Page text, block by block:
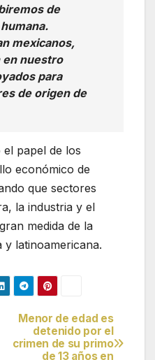
de
mexicanos,
nuestro
para
de origen de
papel de los
económico de
que sectores
la industria y el
medida de la
y latinoamericana.
Menor de edad es
detenido por el
crimen de su primo
de 13 años en